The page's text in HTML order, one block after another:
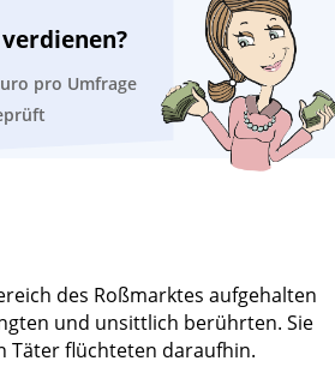
pro Umfrage
des Roßmarktes aufgehalten
und unsittlich berührten. Sie
Täter flüchteten daraufhin.